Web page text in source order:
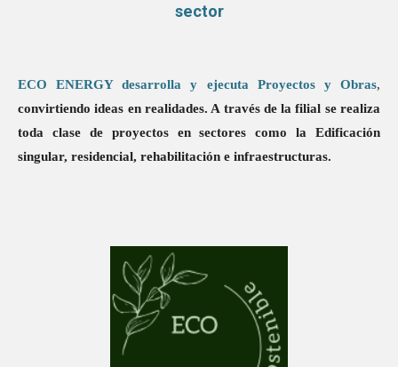
sector
ECO ENERGY desarrolla y ejecuta Proyectos y Obras,
convirtiendo ideas en realidades. A través de la filial se realiza
toda clase de proyectos en sectores como la Edificación
singular, residencial, rehabilitación e infraestructuras.